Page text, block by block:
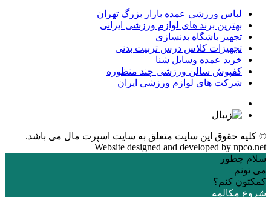
لباس ورزشی عمده بازار بزرگ تهران
بهترین برند های لوازم ورزشی ایرانی
تجهیز باشگاه بدنسازی
تجهیزات کلاس درس تربیت بدنی
خرید عمده وسایل شنا
کفپوش سالن ورزشی چند منظوره
شرکت های لوازم ورزشی ایران
© کلیه حقوق این سایت متعلق به سایت اسپرت مال می باشد.
Website designed and developed by npco.net
سلام چطور
می تونم
کمکتون کنم؟
شروع مکالمه